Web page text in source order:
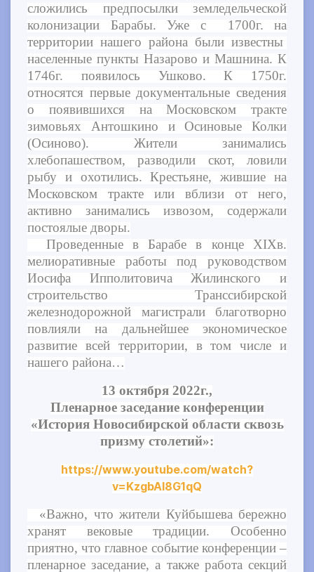
сложились предпосылки земледельческой
колонизации Барабы. Уже с 1700г. на
территории нашего района были известны
населенные пункты Назарово и Машнина. К
1746г. появилось Ушково. К 1750г.
относятся первые документальные сведения
о появившихся на Московском тракте
зимовьях Антошкино и Осиновые Колки
(Осиново). Жители занимались
хлебопашеством, разводили скот, ловили
рыбу и охотились. Крестьяне, жившие на
Московском тракте или вблизи от него,
активно занимались извозом, содержали
постоялые дворы.
Проведенные в Барабе в конце XIXв.
мелиоративные работы под руководством
Иосифа Ипполитовича Жилинского и
строительство Транссибирской
железнодорожной магистрали благотворно
повлияли на дальнейшее экономическое
развитие всей территории, в том числе и
нашего района…
13 октября 2022г.,
Пленарное заседание конференции
«История Новосибирской области сквозь
призму столетий»:
https://www.youtube.com/watch?
v=KzgbAl8G1qQ
«Важно, что жители Куйбышева бережно
хранят вековые традиции. Особенно
приятно, что главное событие конференции –
пленарное заседание, а также работа секций